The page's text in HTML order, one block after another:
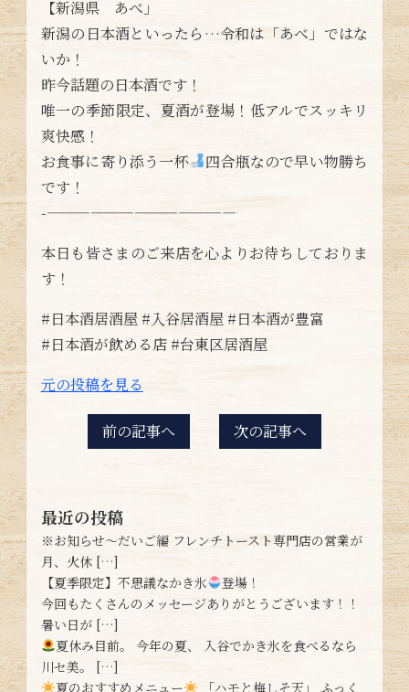
【新潟県 あべ」
新潟の日本酒といったら…令和は「あべ」ではな
いか！
昨今話題の日本酒です！
唯一の季節限定、夏酒が登場！低アルでスッキリ
爽快感！
お食事に寄り添う一杯
四合瓶なので早い物勝ち
です！
-—————————————
本日も皆さまのご来店を心よりお待ちしておりま
す！
#日本酒居酒屋 #入谷居酒屋 #日本酒が豊富
#日本酒が飲める店 #台東区居酒屋
元の投稿を見る
前の記事へ 次の記事へ
最近の投稿
※お知らせ〜だいご編 フレンチトースト専門店の営業が
月、火休 […]
【夏季限定】不思議なかき氷
登場！
今回もたくさんのメッセージありがとうございます！！
暑い日が […]
夏休み目前。 今年の夏、 入谷でかき氷を食べるなら
川セ美。 […]
夏のおすすめメニュー
「ハモと梅しそ天」 ふっく